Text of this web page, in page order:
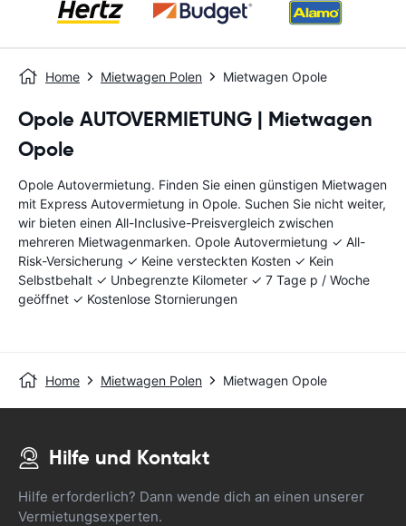
Home Mietwagen Polen Mietwagen Opole
Opole AUTOVERMIETUNG | Mietwagen
Opole
Opole Autovermietung. Finden Sie einen günstigen Mietwagen
mit Express Autovermietung in Opole. Suchen Sie nicht weiter,
wir bieten einen All-Inclusive-Preisvergleich zwischen
mehreren Mietwagenmarken. Opole Autovermietung ✓ All-
Risk-Versicherung ✓ Keine versteckten Kosten ✓ Kein
Selbstbehalt ✓ Unbegrenzte Kilometer ✓ 7 Tage p / Woche
geöffnet ✓ Kostenlose Stornierungen
Home Mietwagen Polen Mietwagen Opole
Hilfe und Kontakt
Hilfe erforderlich? Dann wende dich an einen unserer
Vermietungsexperten.